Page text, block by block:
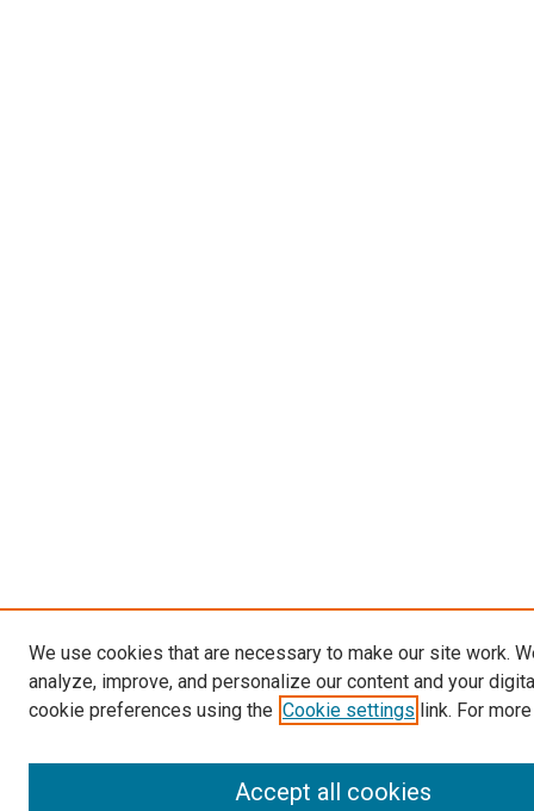
We use cookies that are necessary to make our site work.
analyze, improve, and personalize our content and your
cookie preferences using the Cookie settings link. For
Accept all cookies